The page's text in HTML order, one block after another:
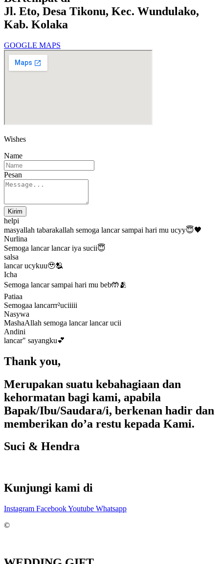
Jl. Eto, Desa Tikonu, Kec. Wundulako,
Kab. Kolaka
GOOGLE MAPS
Wishes
Name
Pesan
Kirim
helpi
masyallah tabarakallah semoga lancar sampai hari mu ucyy😇🖤
Nurlina
Semoga lancar lancar iya sucii😇
salsa
lancar ucykuu🥹🫂
Icha
Semoga lancar sampai hari mu beb🤲🫂
Patiaa
Semogaa lancarrr²uciiiii
Nasywa
MashaAllah semoga lancar lancar ucii
Andini
lancar" sayangku💕
Thank you,
Merupakan suatu kebahagiaan dan
kehormatan bagi kami, apabila
Bapak/Ibu/Saudara/i, berkenan hadir dan
memberikan do’a restu kepada Kami.
Suci & Hendra
Kunjungi kami di
Instagram FacebookYoutube Whatsapp
©